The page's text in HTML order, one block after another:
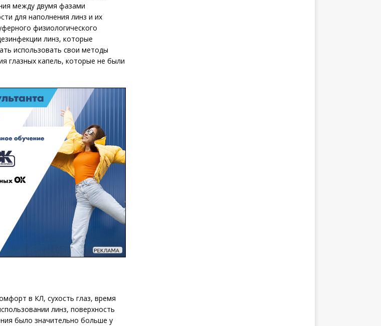
между двумя фазами
для наполнения линз и их
физиологического
линз, которые
использовать свои методы
глазных капель, которые не были
в КЛ, сухость глаз, время
линз, поверхность
было значительно больше у